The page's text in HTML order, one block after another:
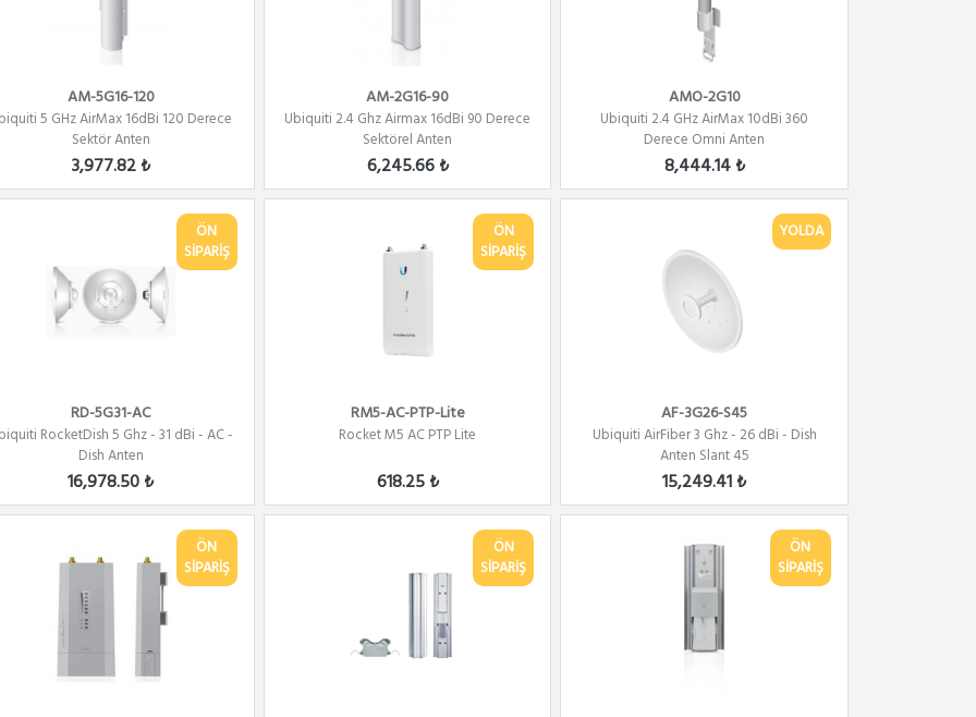
AM-5G16-120
5 GHz AirMax 16dBi 120 Derece
Sektör Anten
3,977.82 ₺
AM-2G16-90
Ubiquiti 2.4 Ghz Airmax 16dBi 90 Derece
Sektörel Anten
6,245.66 ₺
AMO-2G10
Ubiquiti 2.4 GHz AirMax 10dBi 360
Derece Omni Anten
8,444.14 ₺
ÖN
SİPARİŞ
RD-5G31-AC
RocketDish 5 Ghz - 31 dBi - AC -
Dish Anten
16,978.50 ₺
ÖN
SİPARİŞ
RM5-AC-PTP-Lite
Rocket M5 AC PTP Lite
618.25 ₺
YOLDA
AF-3G26-S45
Ubiquiti AirFiber 3 Ghz - 26 dBi - Dish
Anten Slant 45
15,249.41 ₺
ÖN
SİPARİŞ
ÖN
SİPARİŞ
ÖN
SİPARİŞ